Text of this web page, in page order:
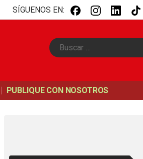
SÍGUENOS EN:
PUBLIQUE CON NOSOTROS